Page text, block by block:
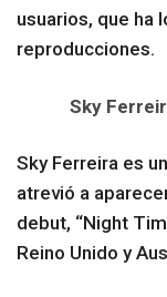
usuarios, que ha
reproducciones.
Sky
Sky Ferreira es
atrevió a
debut, “Night
Reino Unido y